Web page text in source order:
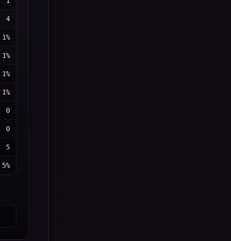
4
1%
1%
1%
1%
0
0
5
5%